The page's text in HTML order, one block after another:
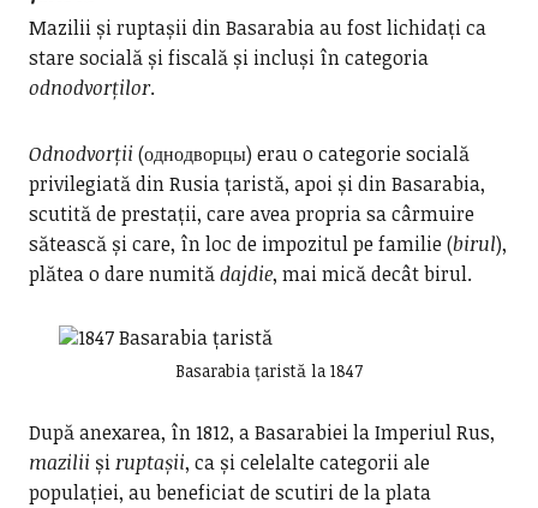
Mazilii și ruptașii din Basarabia au fost lichidați ca
stare socială și fiscală și incluși în categoria
odnodvorților.
Odnodvorții (однодворцы) erau o categorie socială
privilegiată din Rusia țaristă, apoi și din Basarabia,
scutită de prestații, care avea propria sa cârmuire
sătească și care, în loc de impozitul pe familie (birul),
plătea o dare numitădajdie, mai mică decât birul.
Basarabia țaristă la 1847
După anexarea, în 1812, a Basarabiei la Imperiul Rus,
mazilii șiruptașii, ca și celelalte categorii ale
populației, au beneficiat de scutiri de la plata